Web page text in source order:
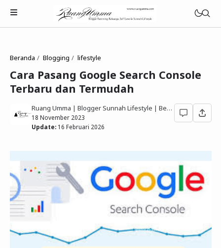
Parenting Islami
Rumah Tangga Muslimah
Review & Rekomendasi
Beranda Blogging lifestyle
Cara Pasang Google Search Console
Terbaru dan Termudah
Ruang Umma | Blogger Sunnah Lifestyle | Berbagi Gaya Hidup Sesuai Quran Sunnah
18 November 2023
Update: 16 Februari 2026